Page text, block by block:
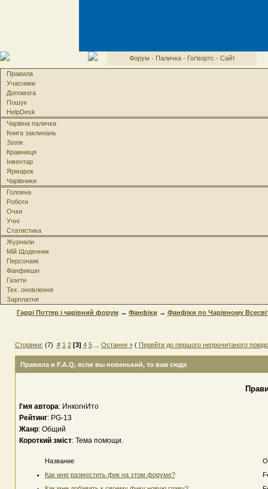
Форум · Паличка· Гоґвортс · Сайт
Правила
Учасники
Допомога
Пошук
HelpDesk
Чарівна паличка
Книга заклинань
Зілля
Крамниця
Інвентар
Ярмарок
Чарівники
Головна
Роботи
Очки
Учні
Статистика
Журнали
Мій Щоденник
Персонажі
Фанфикшн
Газети
Тех. оновлення
Зарплатня
Гаррі Поттер і чарівний форум→ Фанфіки → Фанфіки по Чарівному
Сторінки: (7) # 1 2 [3] 4 5... Остання »( Перейти до першого непрочитаного
Правила и F.A.Q, если вы новенький, то вам сюда
І'мя автора: ИнкогнИто
Рейтинг: PG-13
Жанр: Общий
Короткий зміст: Тема помощи.
Название
Как мне разместить фик на этом форуме?